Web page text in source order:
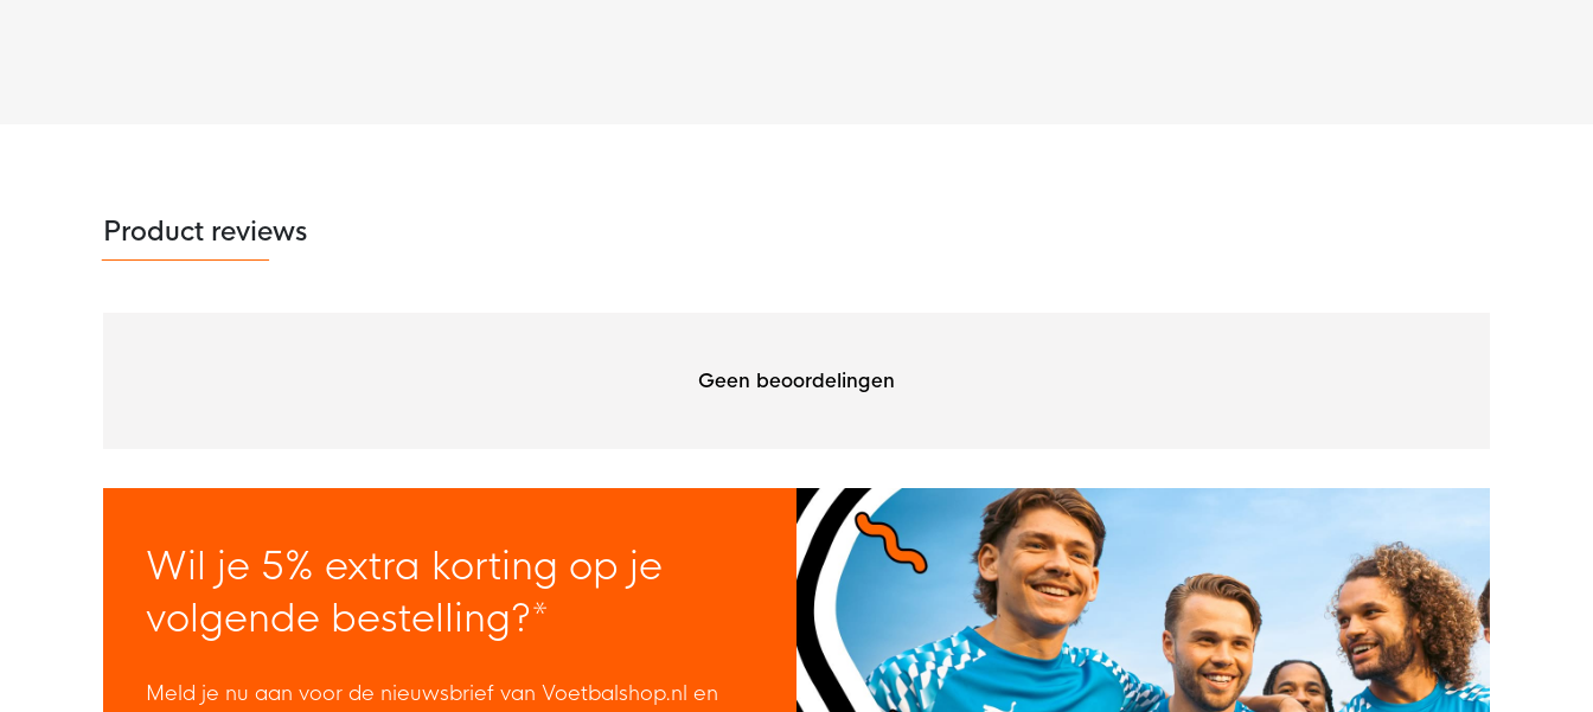
Product reviews
Geen beoordelingen
Wil je 5% extra korting op je
volgende bestelling?*
Meld je nu aan voor de nieuwsbrief van Voetbalshop.nl en